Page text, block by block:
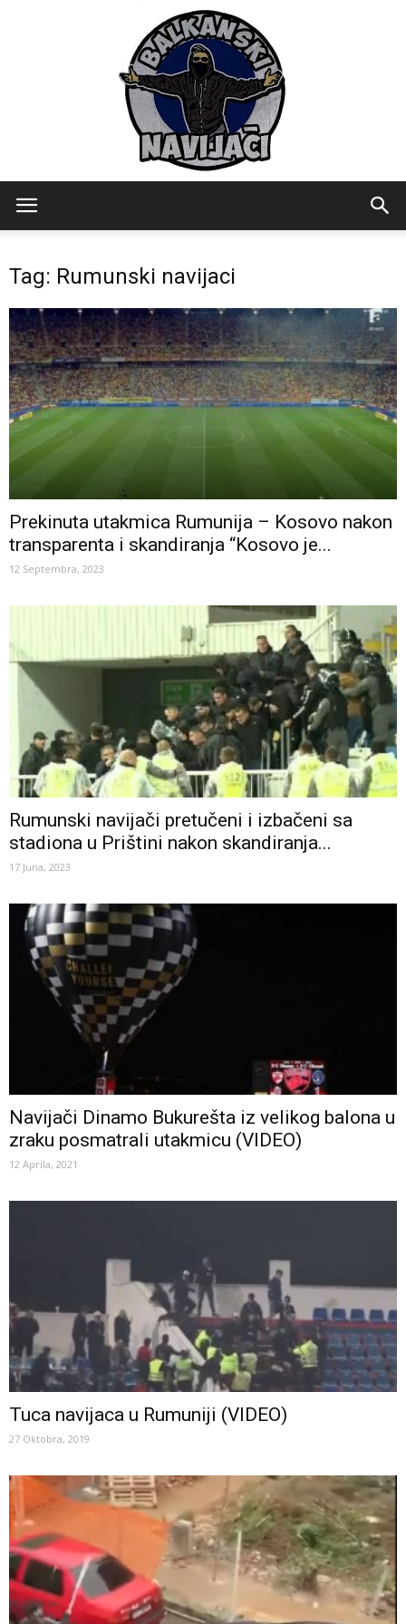
Tag: Rumunski navijaci
Prekinuta utakmica Rumunija – Kosovo nakon
transparenta i skandiranja “Kosovo je...
12 Septembra, 2023
Rumunski navijači pretučeni i izbačeni sa
stadiona u Prištini nakon skandiranja...
17 Juna, 2023
Navijači Dinamo Bukurešta iz velikog balona u
zraku posmatrali utakmicu (VIDEO)
12 Aprila, 2021
Tuca navijaca u Rumuniji (VIDEO)
27 Oktobra, 2019